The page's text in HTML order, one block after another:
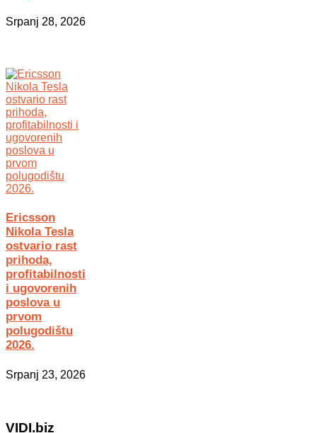
Srpanj 28, 2026
Ericsson
Nikola Tesla
ostvario rast
prihoda,
profitabilnosti
i ugovorenih
poslova u
prvom
polugodištu
2026.
Srpanj 23, 2026
VIDI.biz